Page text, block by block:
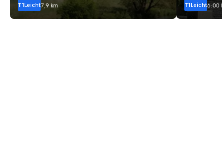
T1Leicht7,9 km T1Leicht6:00